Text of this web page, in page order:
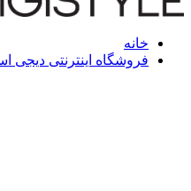
خانه
فروشگاه اینترنتی دیجی